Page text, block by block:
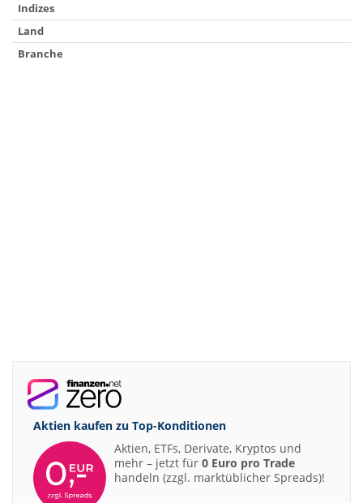
Indizes
Land
Branche
Aktien kaufen zu Top-Konditionen
Aktien, ETFs, Derivate, Kryptos und
mehr – jetzt für 0 Euro pro Trade
handeln (zzgl. marktüblicher Spreads)!